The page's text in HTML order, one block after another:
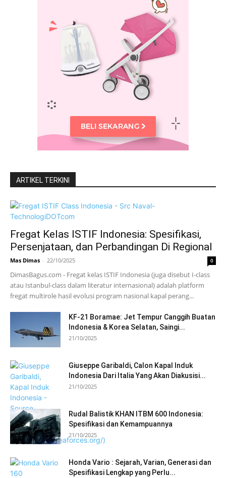
ARTIKEL TERKINI
Fregat Kelas ISTIF Indonesia: Spesifikasi,
Persenjataan, dan Perbandingan Di Regional
Mas Dimas - 22/10/2025 0
DimasBagus.com - Fregat kelas ISTIF Indonesia (juga disebut I-class
atau Istanbul-class dalam literatur internasional) adalah platform
fregat multirole hasil evolusi program nasional kapal perang...
KF-21 Boramae: Jet Tempur Canggih Buatan
Indonesia & Korea Selatan, Saingi...
21/10/2025
Giuseppe Garibaldi, Calon Kapal Induk
Indonesia Dari Italia Yang Akan Diakusisi...
21/10/2025
Rudal Balistik KHAN ITBM 600 Indonesia:
Spesifikasi dan Kemampuannya
21/10/2025
Honda Vario : Sejarah, Varian, Generasi dan
Spesifikasi Lengkap yang Perlu...